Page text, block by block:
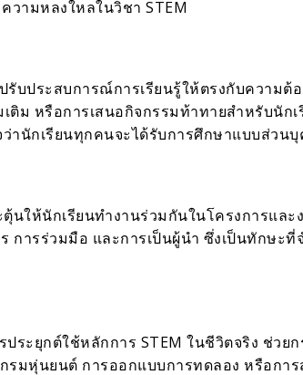
วามหลงใหลในวิชา STEM
รับประสบการณ์การเรียนรู้ให้ตรงกับความต้
ติม หรือการเสนอกิจกรรมท้าทายสำหรับนัก
านักเรียนทุกคนจะได้รับการศึกษาแบบส่วน
ตุ้นให้นักเรียนทำงานร่วมกันในโครงการแล
ารร่วมมือ และการเป็นผู้นำ ซึ่งเป็นทักษะที่
ประยุกต์ใช้หลักการ STEM ในชีวิตจริง ช่วย
รมหุ่นยนต์ การออกแบบการทดลอง หรือกา